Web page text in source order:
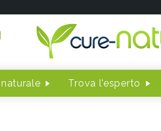
Trova l'esperto